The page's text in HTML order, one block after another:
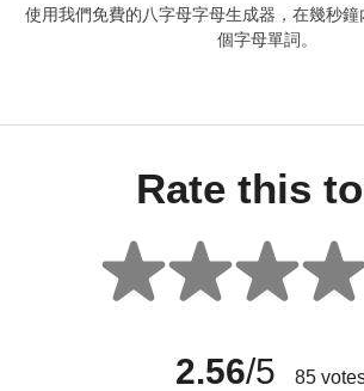
使用我們免費的八字母字母生成器，在幾秒鐘
個字母單詞。
Rate this
2.56/5 85